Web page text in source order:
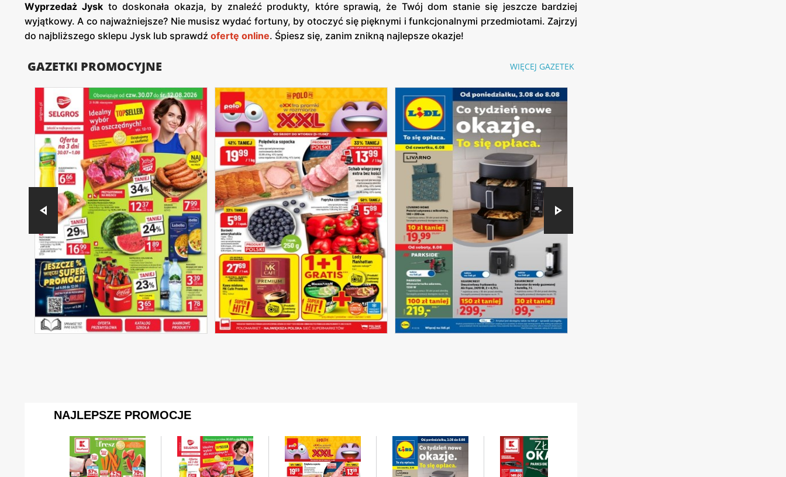
Wyprzedaż Jysk to doskonała okazja, by znaleźć produkty, które sprawią, że Twój dom stanie się jeszcze bardziej
wyjątkowy. A co najważniejsze? Nie musisz wydać fortuny, by otoczyć się pięknymi i funkcjonalnymi przedmiotami. Zajrzyj
do najbliższego sklepu Jysk lub sprawdź ofertę online. Śpiesz się, zanim znikną najlepsze okazje!